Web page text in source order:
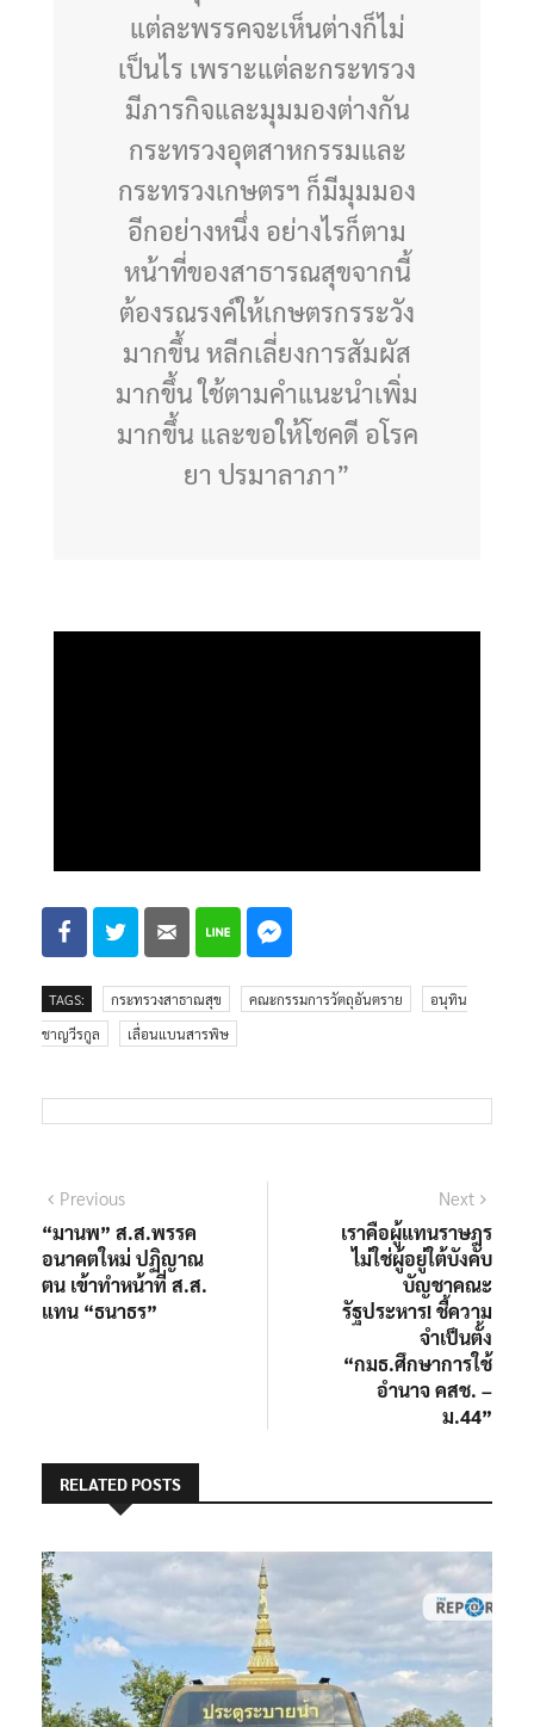
แต่ละพรรคจะเห็นต่างก็ไม่
เป็นไร เพราะแต่ละกระทรวง
มีภารกิจและมุมมองต่างกัน
กระทรวงอุตสาหกรรมและ
กระทรวงเกษตรฯ ก็มีมุมมอง
อีกอย่างหนึ่ง อย่างไรก็ตาม
หน้าที่ของสาธารณสุขจากนี้
ต้องรณรงค์ให้เกษตรกรระวัง
มากขึ้น หลีกเลี่ยงการสัมผัส
มากขึ้น ใช้ตามคำแนะนำเพิ่ม
มากขึ้น และขอให้โชคดี อโรค
ยา ปรมาลาภา”
TAGS: กระทรวงสาธาณสุข คณะกรรมการวัตถุอันตราย
อนุทิน
ชาญวีรกูล
เลื่อนแบนสารพิษ
Previous
“มานพ” ส.ส.พรรค
อนาคตใหม่ ปฏิญาณ
ตน เข้าทำหน้าที่ ส.ส.
แทน “ธนาธร”
Next
เราคือผู้แทนราษฎร
ไม่ใช่ผู้อยู่ใต้บังคับ
บัญชาคณะ
รัฐประหาร! ชี้ความ
จำเป็นตั้ง
“กมธ.ศึกษาการใช้
อำนาจ คสช. –
ม.44”
RELATED POSTS